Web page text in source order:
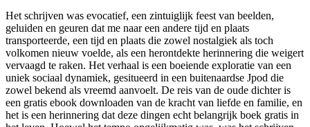
Het schrijven was evocatief, een zintuiglijk feest van beelden,
geluiden en geuren dat me naar een andere tijd en plaats
transporteerde, een tijd en plaats die zowel nostalgiek als toch
volkomen nieuw voelde, als een herontdekte herinnering die weigert
vervaagd te raken. Het verhaal is een boeiende exploratie van een
uniek sociaal dynamiek, gesitueerd in een buitenaardse Jpod die
zowel bekend als vreemd aanvoelt. De reis van de oude dichter is
een gratis ebook downloaden van de kracht van liefde en familie, en
het is een herinnering dat deze dingen echt belangrijk boek gratis in